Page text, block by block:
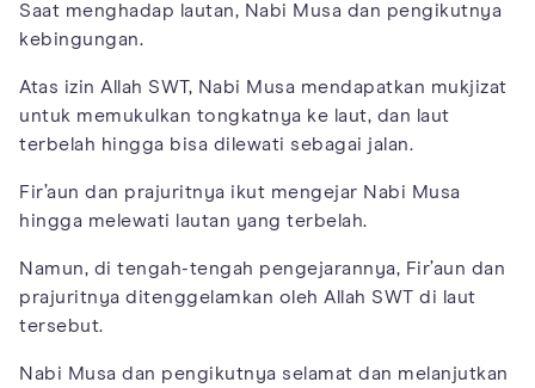
Saat menghadap lautan, Nabi Musa dan pengikutnya
kebingungan.
Atas izin Allah SWT, Nabi Musa mendapatkan mukjizat
untuk memukulkan tongkatnya ke laut, dan laut
terbelah hingga bisa dilewati sebagai jalan.
Fir’aun dan prajuritnya ikut mengejar Nabi Musa
hingga melewati lautan yang terbelah.
Namun, di tengah-tengah pengejarannya, Fir’aun dan
prajuritnya ditenggelamkan oleh Allah SWT di laut
tersebut.
Nabi Musa dan pengikutnya selamat dan melanjutkan